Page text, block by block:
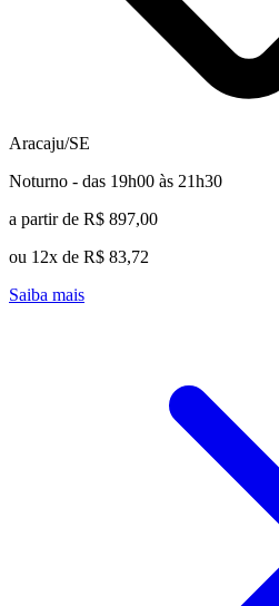
Aracaju/SE
Noturno - das 19h00 às 21h30
a partir de R$ 897,00
ou 12x de R$ 83,72
Saiba mais